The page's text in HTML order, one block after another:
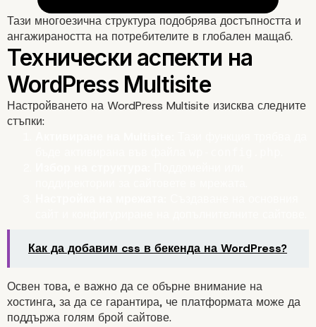
4. Гъвкавост при
управление на
Тази многоезична структура подобрява достъпността и
ангажираността на потребителите в глобален мащаб.
Настройването на WordPress Multisite изисква следните
стъпки:
Как да добавим css в бекенда на WordPress?
Освен това, е важно да се обърне внимание на
хостинга, за да се гарантира, че платформата може да
поддържа голям брой сайтове.